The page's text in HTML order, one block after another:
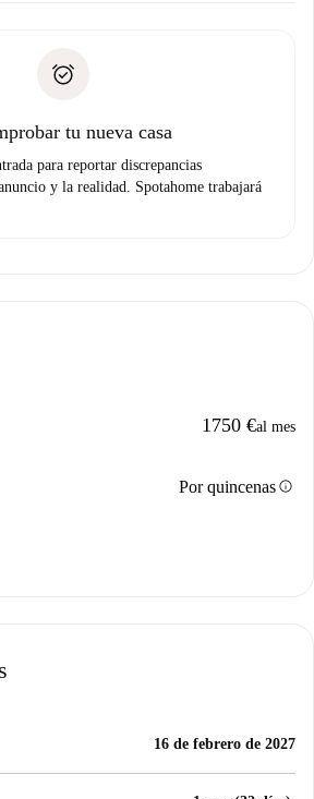
solvencia
ningún problema.
tu nueva casa
para reportar discrepancias
y la realidad. Spotahome trabajará
1750 €al mes
Por quincenasinfo
16 de febrero de 2027